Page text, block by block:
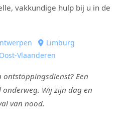
vakkundige hulp bij u in de
Limburg
Oost-Vlaanderen
Een
Wij zijn dag en
van nood.